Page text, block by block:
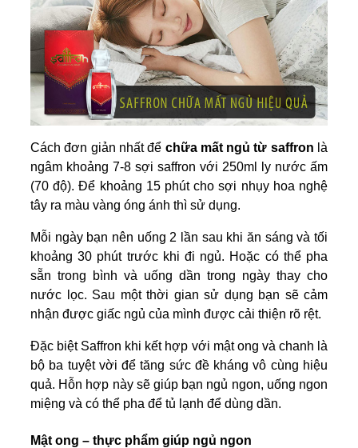
Cách đơn giản nhất để chữa mất ngủ từ saffron là
ngâm khoảng 7-8 sợi saffron với 250ml ly nước ấm
(70 độ). Để khoảng 15 phút cho sợi nhụy hoa nghệ
tây ra màu vàng óng ánh thì sử dụng.
Mỗi ngày bạn nên uống 2 lần sau khi ăn sáng và tối
khoảng 30 phút trước khi đi ngủ. Hoặc có thể pha
sẵn trong bình và uống dần trong ngày thay cho
nước lọc. Sau một thời gian sử dụng bạn sẽ cảm
nhận được giấc ngủ của mình được cải thiện rõ rệt.
Đặc biệt Saffron khi kết hợp với mật ong và chanh là
bộ ba tuyệt vời để tăng sức đề kháng vô cùng hiệu
quả. Hỗn hợp này sẽ giúp bạn ngủ ngon, uống ngon
miệng và có thể pha để tủ lạnh để dùng dần.
Mật ong – thực phẩm giúp ngủ ngon